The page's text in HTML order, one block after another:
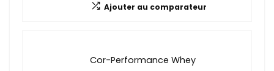
Ajouter au comparateur
Cor-Performance Whey